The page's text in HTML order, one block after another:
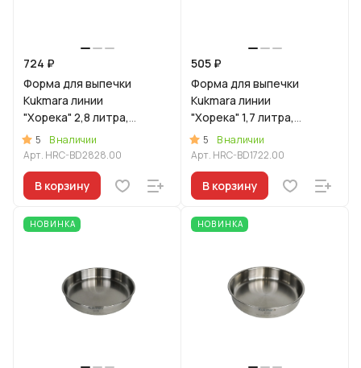
724 ₽
Форма для выпечки
Kukmara линии
"Хорека" 2,8 литра,
диаметром 28см
5
В наличии
Арт. HRC-BD2828.00
В корзину
505 ₽
Форма для выпечки
Kukmara линии
"Хорека" 1,7 литра,
диаметром 22см
5
В наличии
Арт. HRC-BD1722.00
В корзину
НОВИНКА НОВИНКА